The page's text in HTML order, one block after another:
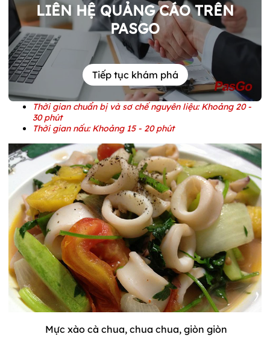
LIÊN HỆ QUẢNG CÁO TRÊN
PASGO
Tiếp tục khám phá
Thời gian chuẩn bị và sơ chế nguyên liệu: Khoảng 20 -
30 phút
Thời gian nấu: Khoảng 15 - 20 phút
Mực xào cà chua, chua chua, giòn giòn